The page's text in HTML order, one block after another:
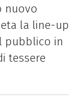
nuovo
la line-up
pubblico in
tessere